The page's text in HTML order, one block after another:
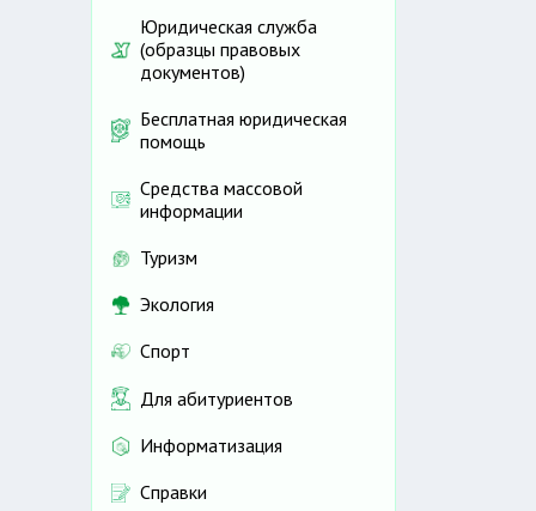
Юридическая служба
(образцы правовых
документов)
Бесплатная юридическая
помощь
Средства массовой
информации
Туризм
Экология
Спорт
Для абитуриентов
Информатизация
Справки